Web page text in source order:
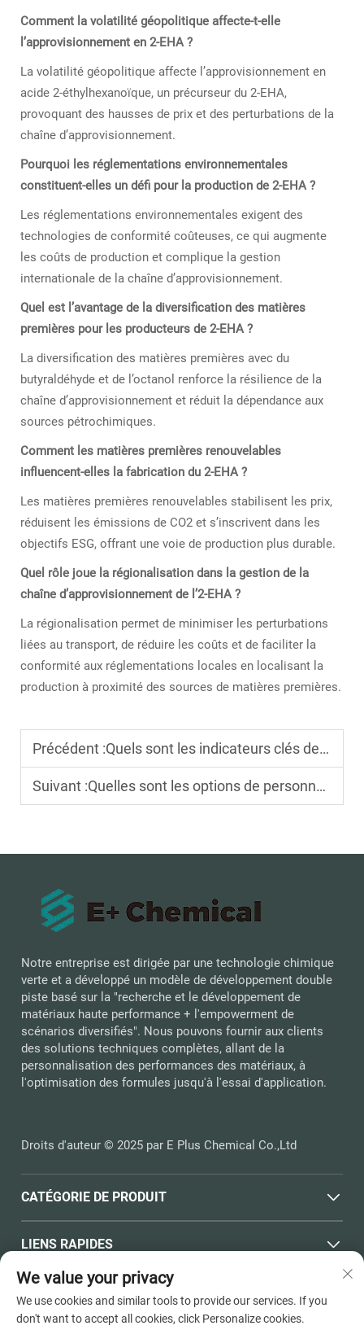
Comment la volatilité géopolitique affecte-t-elle
l’approvisionnement en 2-EHA ?
La volatilité géopolitique affecte l’approvisionnement en
acide 2-éthylhexanoïque, un précurseur du 2-EHA,
provoquant des hausses de prix et des perturbations de la
chaîne d’approvisionnement.
Pourquoi les réglementations environnementales
constituent-elles un défi pour la production de 2-EHA ?
Les réglementations environnementales exigent des
technologies de conformité coûteuses, ce qui augmente
les coûts de production et complique la gestion
internationale de la chaîne d’approvisionnement.
Quel est l’avantage de la diversification des matières
premières pour les producteurs de 2-EHA ?
La diversification des matières premières avec du
butyraldéhyde et de l’octanol renforce la résilience de la
chaîne d’approvisionnement et réduit la dépendance aux
sources pétrochimiques.
Comment les matières premières renouvelables
influencent-elles la fabrication du 2-EHA ?
Les matières premières renouvelables stabilisent les prix,
réduisent les émissions de CO2 et s’inscrivent dans les
objectifs ESG, offrant une voie de production plus durable.
Quel rôle joue la régionalisation dans la gestion de la
chaîne d’approvisionnement de l’2-EHA ?
La régionalisation permet de minimiser les perturbations
liées au transport, de réduire les coûts et de faciliter la
conformité aux réglementations locales en localisant la
production à proximité des sources de matières premières.
Précédent :Quels sont les indicateurs clés de performance du 2-éthylhexyl acrylate ?
Suivant :Quelles sont les options de personnalisation du 2-éthylhexyl acrylate ?
Notre entreprise est dirigée par une technologie chimique
verte et a développé un modèle de développement double
piste basé sur la "recherche et le développement de
matériaux haute performance + l'empowerment de
scénarios diversifiés". Nous pouvons fournir aux clients
des solutions techniques complètes, allant de la
personnalisation des performances des matériaux, à
l'optimisation des formules jusqu'à l'essai d'application.
Droits d'auteur © 2025 par E Plus Chemical Co.,Ltd
CATÉGORIE DE PRODUIT
LIENS RAPIDES
COORDONNÉES
Office add : N° 398, Route Haichen, Ville de Pinghu, Towne
We value your privacy
We use cookies and similar tools to provide our services. If you
don't want to accept all cookies, click Personalize cookies.